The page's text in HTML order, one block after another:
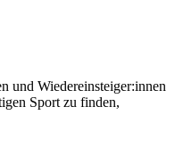
und Wiedereinsteiger:innen
Sport zu finden,